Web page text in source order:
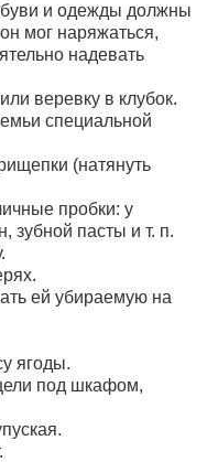
и одежды должны
мог наряжаться,
надевать
веревку в клубок.
специальной
(натянуть
пробки: у
зубной пасты и т. п.
ей убираемую на
ягоды.
под шкафом,